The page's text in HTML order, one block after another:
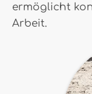
ermöglicht
Arbeit.